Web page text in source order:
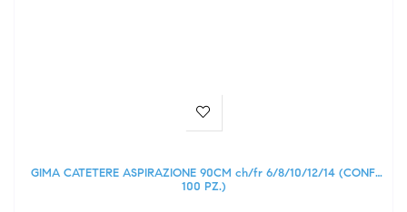
GIMA CATETERE ASPIRAZIONE 90CM ch/fr 6/8/10/12/14 (CONF.
100 PZ.)